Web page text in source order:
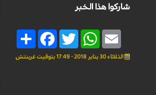
شاركوا هذا الخبر
Share
FacebookTwitter
WhatsAppEmail
الثلاثاء 30 يناير 2018 - 17:49 بتوقيت غرينتش